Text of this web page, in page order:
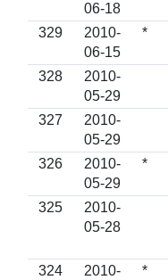
06-18
329
2010-
06-15
*
328
2010-
05-29
327
2010-
05-29
326
2010-
05-29
*
325
2010-
05-28
324
2010-
*